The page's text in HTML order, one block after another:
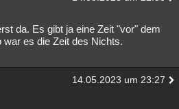
da. Es gibt ja eine Zeit "vor" dem
es die Zeit des Nichts.
14.05.2023 um 23:27